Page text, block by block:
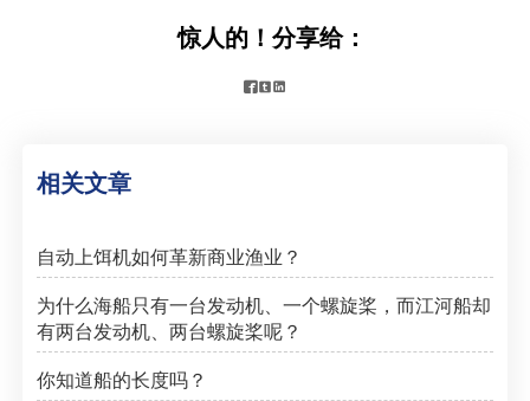
惊人的！分享给：

相关文章
自动上饵机如何革新商业渔业？
为什么海船只有一台发动机、一个螺旋桨，而江河船却
有两台发动机、两台螺旋桨呢？
你知道船的长度吗？